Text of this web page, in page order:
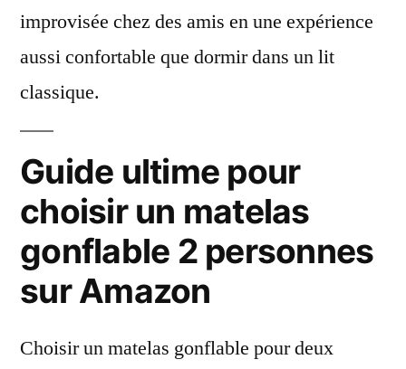
improvisée chez des amis en une expérience
aussi confortable que dormir dans un lit
classique.
Guide ultime pour
choisir un matelas
gonflable 2 personnes
sur Amazon
Choisir un matelas gonflable pour deux